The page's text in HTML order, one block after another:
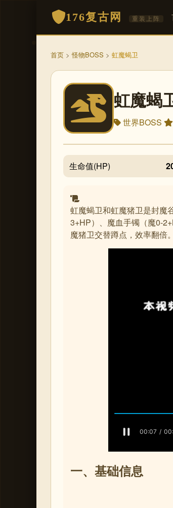
176复古网 重装上阵
首页 >怪物BOSS > 虹魔蝎卫
虹魔蝎
世界BOSS
生命值(HP)
虹魔蝎卫和虹魔猪卫是封魔
3+HP）、魔血手镯（魔0-
魔猪卫交替蹲点，效率翻倍。
一、基础信息